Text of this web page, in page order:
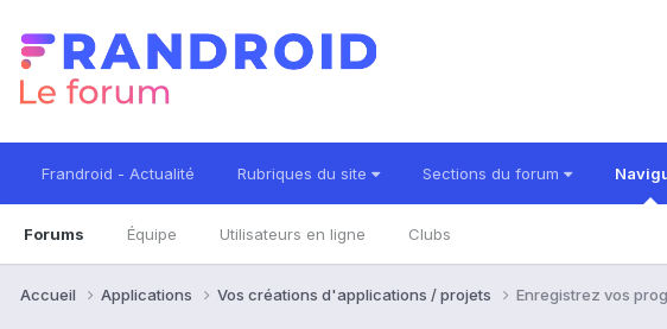
Frandroid - Actualité Rubriques du site Sections du forum
Forums Équipe Utilisateurs en ligne Clubs
Accueil Applications Vos créations d'applications / projets Enregistrez vos